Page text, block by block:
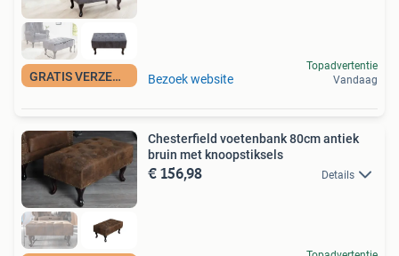
GRATIS VERZENDING Bezoek website
Topadvertentie
Vandaag
Chesterfield voetenbank 80cm antiek
bruin met knoopstiksels
€ 156,98 Details